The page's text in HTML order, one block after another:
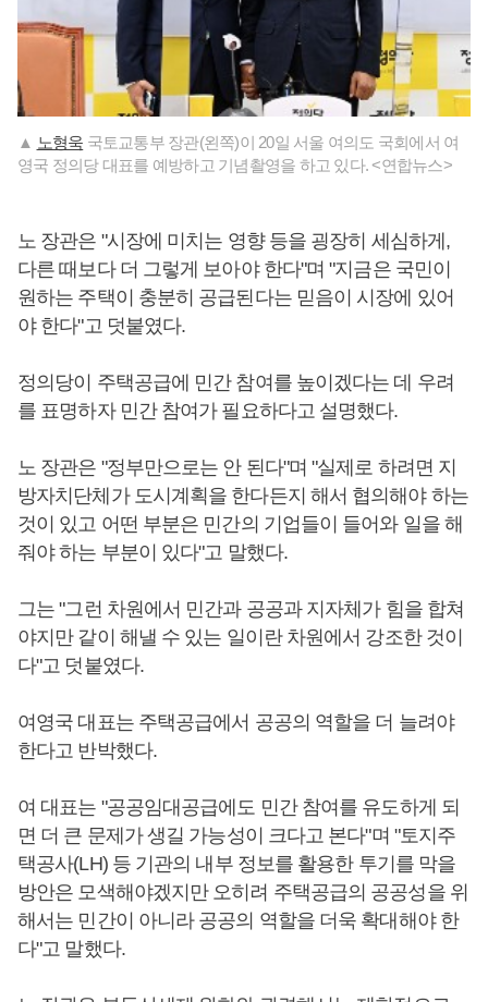
▲ 노형욱 국토교통부 장관(왼쪽)이 20일 서울 여의도 국회에서 여
영국 정의당 대표를 예방하고 기념촬영을 하고 있다. <연합뉴스>
노 장관은 "시장에 미치는 영향 등을 굉장히 세심하게,
다른 때보다 더 그렇게 보아야 한다"며 "지금은 국민이
원하는 주택이 충분히 공급된다는 믿음이 시장에 있어
야 한다"고 덧붙였다.
정의당이 주택공급에 민간 참여를 높이겠다는 데 우려
를 표명하자 민간 참여가 필요하다고 설명했다.
노 장관은 "정부만으로는 안 된다"며 "실제로 하려면 지
방자치단체가 도시계획을 한다든지 해서 협의해야 하는
것이 있고 어떤 부분은 민간의 기업들이 들어와 일을 해
줘야 하는 부분이 있다"고 말했다.
그는 "그런 차원에서 민간과 공공과 지자체가 힘을 합쳐
야지만 같이 해낼 수 있는 일이란 차원에서 강조한 것이
다"고 덧붙였다.
여영국 대표는 주택공급에서 공공의 역할을 더 늘려야
한다고 반박했다.
여 대표는 "공공임대공급에도 민간 참여를 유도하게 되
면 더 큰 문제가 생길 가능성이 크다고 본다"며 "토지주
택공사(LH) 등 기관의 내부 정보를 활용한 투기를 막을
방안은 모색해야겠지만 오히려 주택공급의 공공성을 위
해서는 민간이 아니라 공공의 역할을 더욱 확대해야 한
다"고 말했다.